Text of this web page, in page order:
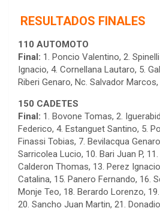
RESULTADOS FINALES
110 AUTOMOTO
Final: 1. Poncio Valentino, 2.
Ignacio, 4. Cornellana Lautaro, 5.
Riberi Genaro, Nc. Salvador
150 CADETES
Final: 1. Bovone Tomas, 2.
Federico, 4. Estanguet Santino, 5.
Finassi Tobias, 7. Bevilacqua
Sarricolea Lucio, 10. Bari Juan P,
Calderon Thomas, 13. Perez
Catalina, 15. Panero Fernando, 16.
Monje Teo, 18. Berardo Lorenzo,
20. Sancho Juan Martin, 21.